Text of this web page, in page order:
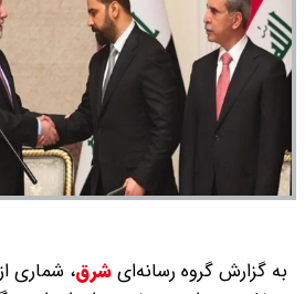
به گزارش گروه رسانه‌ایشرق، شماری